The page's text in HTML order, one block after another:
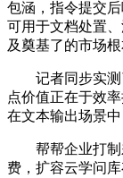
包涵，指令提交
可用于文档处置
及奠基了的市场根
记者同步实测
点价值正在于效
在文本输出场景中
帮帮企业打制
费，扩容云学问